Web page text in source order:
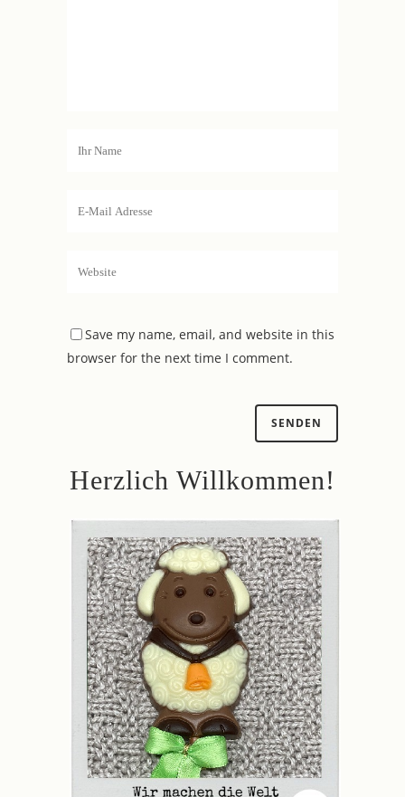
Save my name, email, and website in this
browser for the next time I comment.
Herzlich Willkommen!